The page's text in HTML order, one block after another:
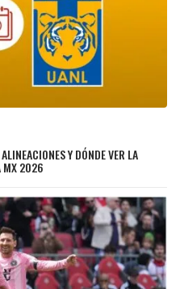
Y DÓNDE VER LA
MX 2026